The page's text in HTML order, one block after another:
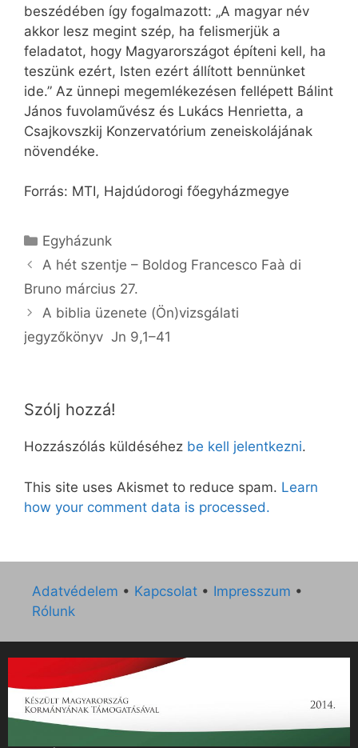
beszédében így fogalmazott: „A magyar név
akkor lesz megint szép, ha felismerjük a
feladatot, hogy Magyar­országot építeni kell, ha
teszünk ezért, Isten ezért állított bennünket
ide.” Az ünnepi megemlékezésen fellépett Bálint
János fuvolaművész és Lukács Henrietta, a
Csajkovszkij Konzervatórium zeneiskolájának
növendéke.
Forrás: MTI, Hajdúdorogi főegyházmegye
Kategória
Egyházunk
A hét szentje – Boldog Francesco Faà di
Bruno március 27.
A biblia üzenete (Ön)vizsgálati
jegyzőkönyv Jn 9,1–41
Szólj hozzá!
Hozzászólás küldéséhez be kell jelentkezni.
This site uses Akismet to reduce spam. Learn
how your comment data is processed.
Adatvédelem • Kapcsolat • Impresszum •
Rólunk